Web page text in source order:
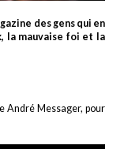
des gens qui en
la mauvaise foi et la
André Messager, pour